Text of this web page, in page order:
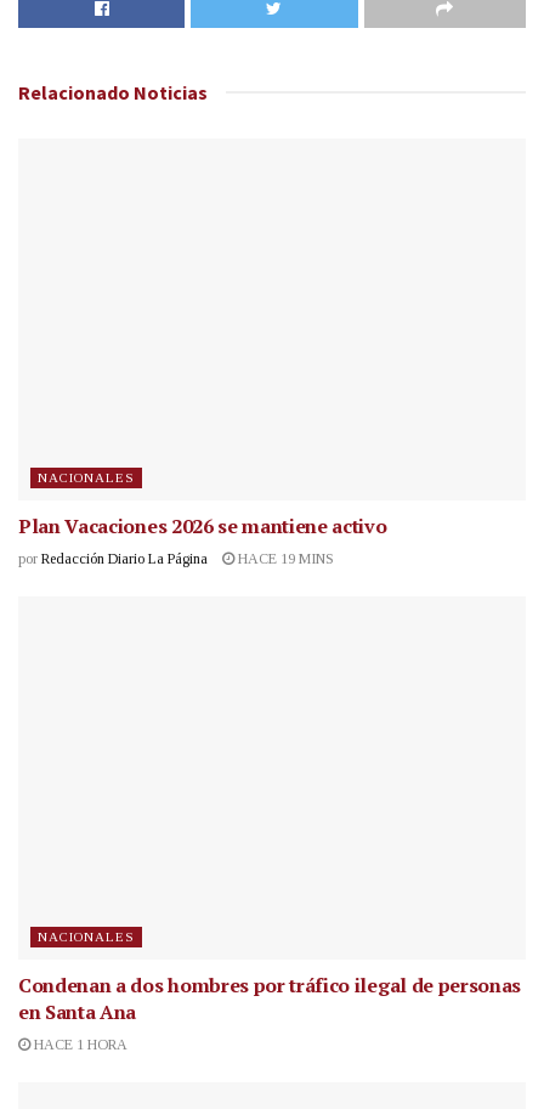
Relacionado Noticias
NACIONALES
Plan Vacaciones 2026 se mantiene activo
por Redacción Diario La Página HACE 19 MINS
NACIONALES
Condenan a dos hombres por tráfico ilegal de personas
en Santa Ana
HACE 1 HORA